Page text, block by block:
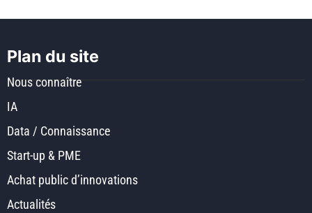
Plan du site
Nous connaître
IA
Data / Connaissance
Start-up & PME
Achat public d’innovations
Actualités